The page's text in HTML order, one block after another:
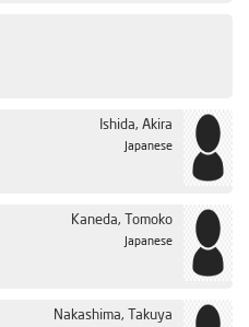
Ishida, Akira
Japanese
Kaneda, Tomoko
Japanese
Nakashima, Takuya